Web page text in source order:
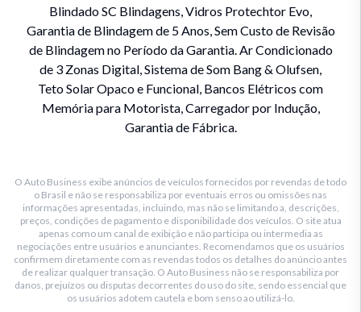
Blindado SC Blindagens, Vidros Protechtor Evo,
Garantia de Blindagem de 5 Anos, Sem Custo de Revisão
de Blindagem no Período da Garantia. Ar Condicionado
de 3 Zonas Digital, Sistema de Som Bang & Olufsen,
Teto Solar Opaco e Funcional, Bancos Elétricos com
Memória para Motorista, Carregador por Indução,
Garantia de Fábrica.
O Auto Business exibe anúncios de veículos fornecidos por revendas de todo
o Brasil e não se responsabiliza por eventuais erros ou omissões nas
informações apresentadas, incluindo, mas não se limitando a, descrições,
preços, condições de pagamento e disponibilidade dos veículos. O site atua
apenas como um canal de exibição e não participa ou intermedia as
negociações entre usuários e anunciantes. Recomendamos que os usuários
confirmem diretamente com as revendas todos os detalhes do anúncio antes
de realizar qualquer transação. O Auto Business não se responsabiliza por
danos, prejuízos ou disputas decorrentes do uso do site, sendo essencial que
os usuários adotem cautela e bom senso ao utilizá-lo.